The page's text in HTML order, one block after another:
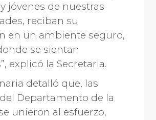
jóvenes de nuestras
reciban su
en un ambiente seguro,
se sientan
explicó la Secretaria.
detalló que, las
Departamento de la
unieron al esfuerzo,